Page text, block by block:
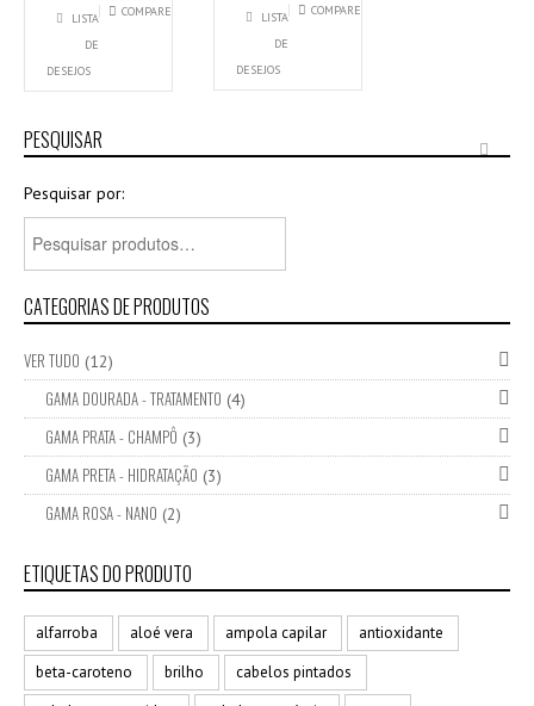
LISTA
DE
DESEJOS
COMPARE
LISTA
DE
DESEJOS
COMPARE
PESQUISAR
Pesquisar por:
CATEGORIAS DE PRODUTOS
VER TUDO (12)
GAMA DOURADA - TRATAMENTO (4)
GAMA PRATA - CHAMPÔ (3)
GAMA PRETA - HIDRATAÇÃO (3)
GAMA ROSA - NANO (2)
ETIQUETAS DO PRODUTO
alfarroba aloé vera ampola capilar
antioxidante
beta-caroteno
brilho
cabelos pintados